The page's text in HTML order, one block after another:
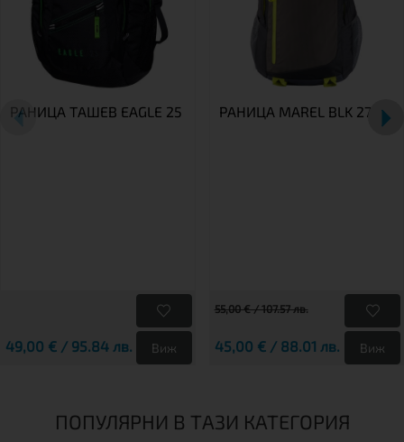
РАНИЦА ТАШЕВ EAGLE 25
49,00 € / 95.84 лв. Виж
РАНИЦА MAREL BLK 27
55,00 € / 107.57 лв.
45,00 € / 88.01 лв. Виж
ПОПУЛЯРНИ В ТАЗИ КАТЕГОРИЯ